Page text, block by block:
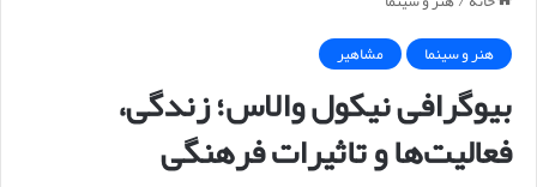
هنر و سینما
مشاهیر
بیوگرافی نیکول والاس؛ زندگی،
فعالیت‌ها و تاثیرات فرهنگی